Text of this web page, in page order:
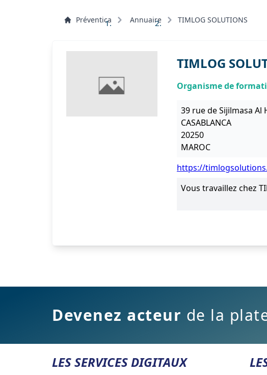
Préventica Annuaire TIMLOG SOLUTIONS
TIMLOG
Organisme de
39 rue de Sijilmasa Al
CASABLANCA
20250
MAROC
https://
Vous travaillez chez
Devenez acteur de la
LES SERVICES DIGITAUX